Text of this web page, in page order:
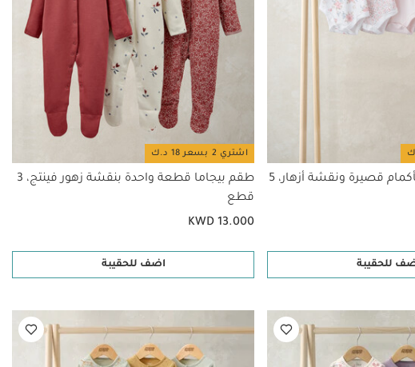
طقم بودي سوت بأكمام قصيرة ونقشة أزهار، 5
للحقيبة
اشتري 2 بسعر 18 د.ك
طقم بيجاما قطعة واحدة بنقشة زهور فينتج، 3
قطع
KWD 13.000
اضف للحقيبة